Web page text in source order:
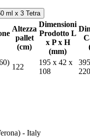
ml x 3 Tetra
Altezza
pallet
(cm)
Dimensioni
Prodotto L
x P x H
(mm)
122
195 x 42 x
108
220
- Italy